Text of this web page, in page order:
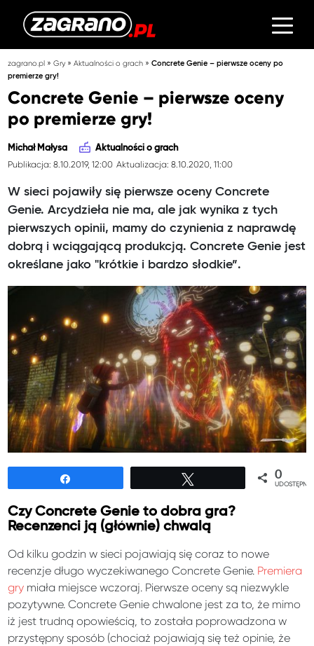
zagrano.pl »Gry»Aktualności o grach »Concrete Genie – pierwsze oceny po
premierze gry!
Concrete Genie – pierwsze oceny
po premierze gry!
Michał Małysa Aktualności o grach
Publikacja: 8.10.2019, 12:00 Aktualizacja: 8.10.2020, 11:00
W sieci pojawiły się pierwsze oceny Concrete
Genie. Arcydzieła nie ma, ale jak wynika z tych
pierwszych opinii, mamy do czynienia z naprawdę
dobrą i wciągającą produkcją. Concrete Genie jest
określane jako "krótkie i bardzo słodkie”.
0
Czy Concrete Genie to dobra gra?
Recenzenci ją (głównie) chwalą
Od kilku godzin w sieci pojawiają się coraz to nowe
recenzje długo wyczekiwanego Concrete Genie. Premiera
gry miała miejsce wczoraj. Pierwsze oceny są niezwykle
pozytywne. Concrete Genie chwalone jest za to, że mimo
iż jest trudną opowieścią, to została poprowadzona w
przystępny sposób (chociaż pojawiają się też opinie, że